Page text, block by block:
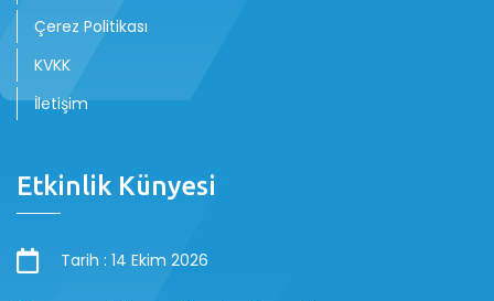
Çerez Politikası
KVKK
İletişim
Etkinlik Künyesi
Tarih : 14 Ekim 2026